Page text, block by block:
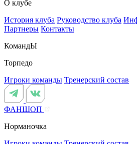
О клубе
История клуба Руководство клуба
Партнеры Контакты
КомандЫ
Торпедо
Игроки команды Тренерский состав
ФАНШОП
Норманочка